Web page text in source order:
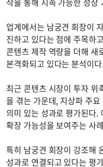
업계에서는 남궁견 회장이
진하고 있다는 점에 주목하
콘텐츠 제작 역량을 더해 새
본격화되고 있다는 분석이다.
최근 콘텐츠 시장이 투자 위
을 겪는 가운데, 지상파 주
의미 있는 성과로 평가된다.
확장 가능성을 보여주는 사
특히 남궁견 회장이 강조해
성과로 연결되고 있다는 평